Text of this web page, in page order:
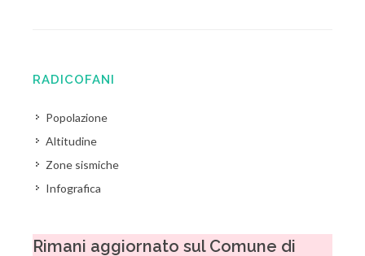
RADICOFANI
Popolazione
Altitudine
Zone sismiche
Infografica
Rimani aggiornato sul Comune di